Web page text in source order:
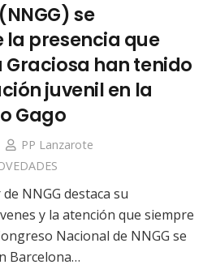
se
presencia que
Graciosa han tenido
juvenil en la
Gago
PP Lanzarote
NNGG destaca su
y la atención que siempre
Nacional de NNGG se
Barcelona…